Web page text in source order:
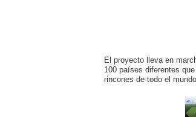
El proyecto lleva en
100 países diferentes
rincones de todo el mundo.